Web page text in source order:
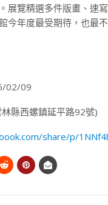
展覽精選多件版畫、速
今年度最受期待，也最
02/09
縣西螺鎮延平路92號)
share/p/